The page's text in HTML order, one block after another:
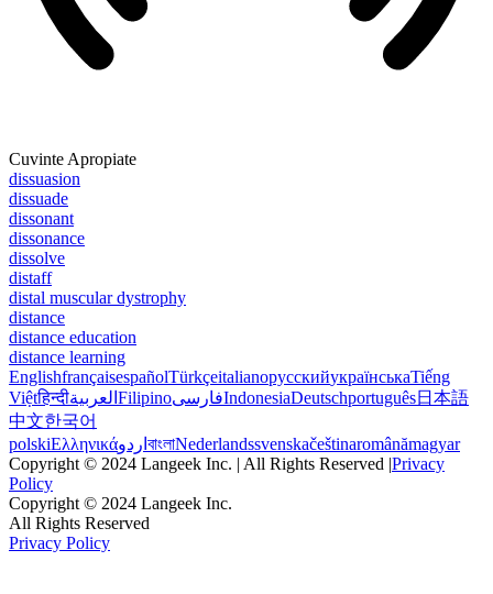
Cuvinte Apropiate
dissuasion
dissuade
dissonant
dissonance
dissolve
distaff
distal muscular dystrophy
distance
distance education
distance learning
EnglishfrançaisespañolTürkçeitalianoрусскийукраїнськаTiếng
Việtहिन्दीالعربية FilipinoفارسیIndonesiaDeutschportuguês日本語
中文한국어
polskiΕλληνικάاردو বাংলাNederlandssvenskačeštinaromânămagyar
Copyright © 2024 Langeek Inc. | All Rights Reserved |Privacy
Policy
Copyright © 2024 Langeek Inc.
All Rights Reserved
Privacy Policy